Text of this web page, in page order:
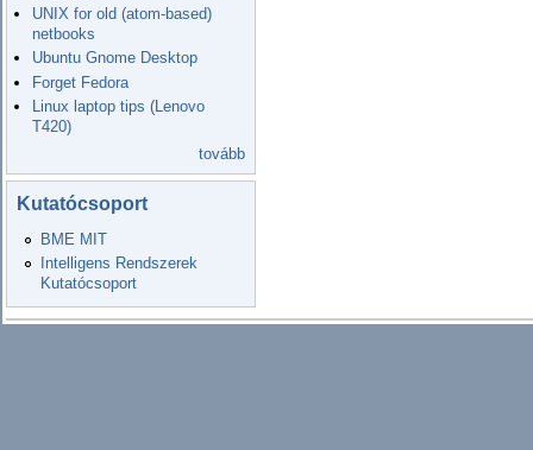
UNIX for old (atom-based)
netbooks
Ubuntu Gnome Desktop
Forget Fedora
Linux laptop tips (Lenovo
T420)
tovább
Kutatócsoport
BME MIT
Intelligens Rendszerek
Kutatócsoport